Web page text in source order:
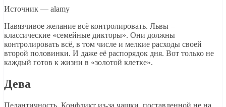
Источник — alamy
Навязчивое желание всё контролировать. Львы –
классические «семейные дикторы». Они должны
контролировать всё, в том числе и мелкие расходы своей
второй половинки. И даже её распорядок дня. Вот только не
каждый готов к жизни в «золотой клетке».
Дева
Педантичность. Конфликт из-за чашки, поставленной не на